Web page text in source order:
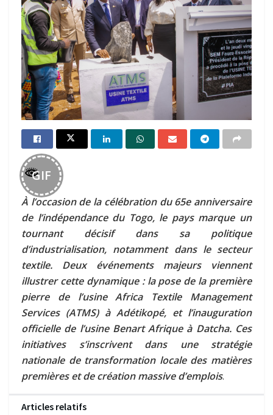
GIF
À l’occasion de la célébration du 65e anniversaire
de l’indépendance du Togo, le pays marque un
tournant décisif dans sa politique
d’industrialisation, notamment dans le secteur
textile. Deux événements majeurs viennent
illustrer cette dynamique : la pose de la première
pierre de l’usine Africa Textile Management
Services (ATMS) à Adétikopé, et l’inauguration
officielle de l’usine Benart Afrique à Datcha. Ces
initiatives s’inscrivent dans une stratégie
nationale de transformation locale des matières
premières et de création massive d’emplois.
Articles relatifs